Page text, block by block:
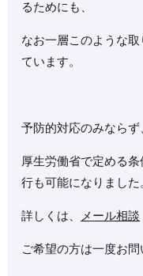
るためにも、
なお一層このような
ています。
予防的対応のみならず
厚生労働省で定める条
行も可能になりました
詳しくは、 メール相談
ご希望の方は一度お問